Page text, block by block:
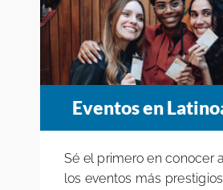
Eventos en
Sé el primero en conocer
los eventos más